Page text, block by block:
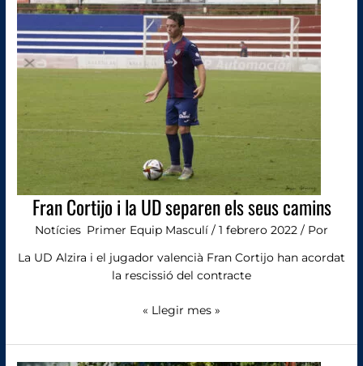
Fran Cortijo i la UD separen els seus camins
Notícies Primer Equip Masculí / 1 febrero 2022 / Por
La UD Alzira i el jugador valencià Fran Cortijo han acordat
la rescissió del contracte
i
la
UD
separen
els
seus
camins
« Llegir mes »